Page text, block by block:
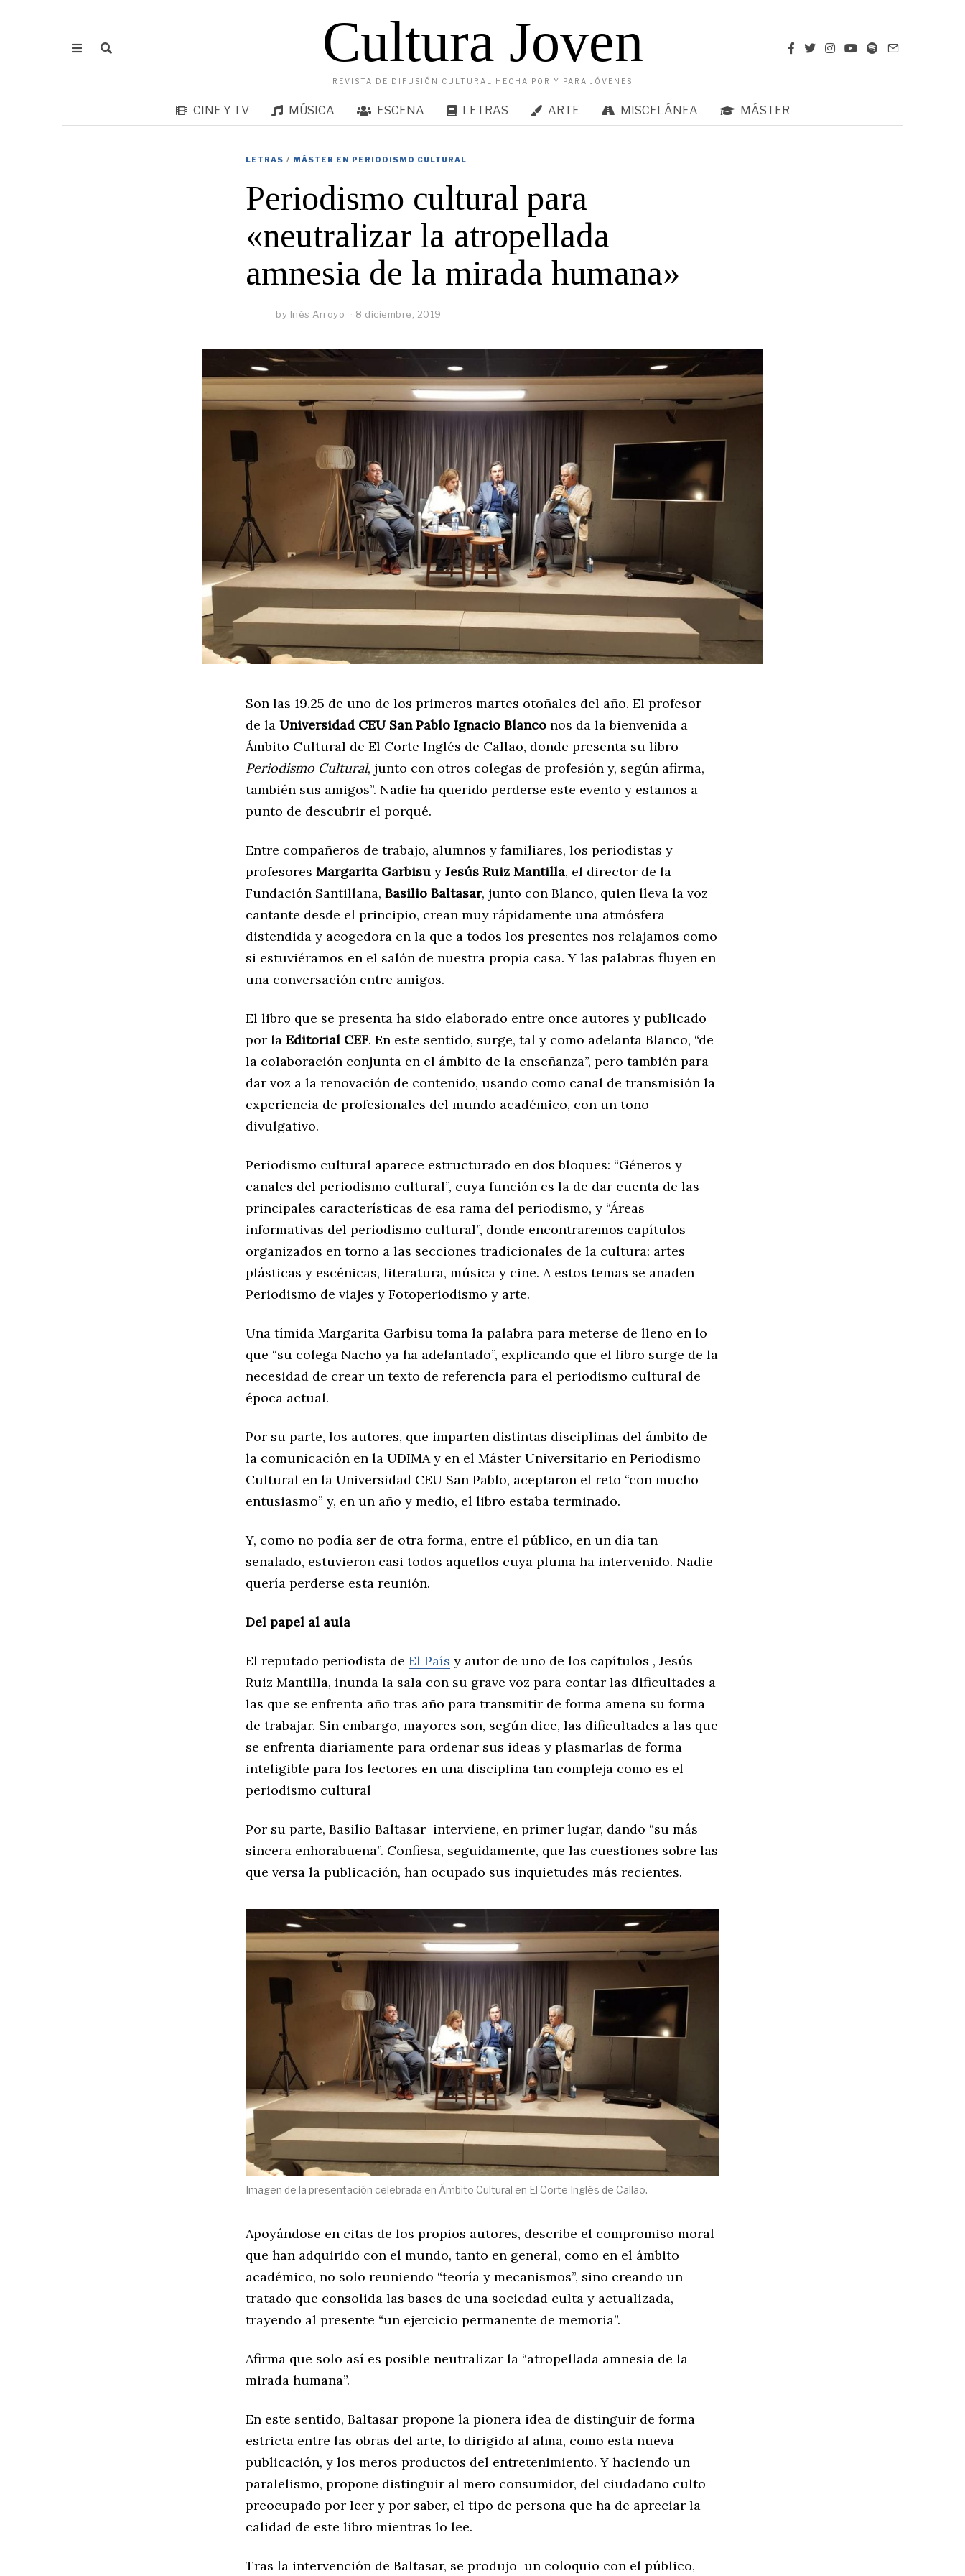
Cultura Joven
REVISTA DE DIFUSIÓN CULTURAL HECHA POR Y PARA JÓVENES
CINE Y TV MÚSICA ESCENA LETRAS ARTE MISCELÁNEA MÁSTER
LETRAS / MÁSTER EN PERIODISMO CULTURAL
Periodismo cultural para
«neutralizar la atropellada
amnesia de la mirada humana»
by Inés Arroyo 8 diciembre, 2019
Son las 19.25 de uno de los primeros martes otoñales del año. El profesor
de la Universidad CEU San Pablo Ignacio Blanco nos da la bienvenida a
Ámbito Cultural de El Corte Inglés de Callao, donde presenta su libro
Periodismo Cultural, junto con otros colegas de profesión y, según afirma,
también sus amigos”. Nadie ha querido perderse este evento y estamos a
punto de descubrir el porqué.
Entre compañeros de trabajo, alumnos y familiares, los periodistas y
profesores Margarita Garbisu y Jesús Ruiz Mantilla, el director de la
Fundación Santillana, Basilio Baltasar, junto con Blanco, quien lleva la voz
cantante desde el principio, crean muy rápidamente una atmósfera
distendida y acogedora en la que a todos los presentes nos relajamos como
si estuviéramos en el salón de nuestra propia casa. Y las palabras fluyen en
una conversación entre amigos.
El libro que se presenta ha sido elaborado entre once autores y publicado
por la Editorial CEF. En este sentido, surge, tal y como adelanta Blanco, “de
la colaboración conjunta en el ámbito de la enseñanza”, pero también para
dar voz a la renovación de contenido, usando como canal de transmisión la
experiencia de profesionales del mundo académico, con un tono
divulgativo.
Periodismo cultural aparece estructurado en dos bloques: “Géneros y
canales del periodismo cultural”, cuya función es la de dar cuenta de las
principales características de esa rama del periodismo, y “Áreas
informativas del periodismo cultural”, donde encontraremos capítulos
organizados en torno a las secciones tradicionales de la cultura: artes
plásticas y escénicas, literatura, música y cine. A estos temas se añaden
Periodismo de viajes y Fotoperiodismo y arte.
Una tímida Margarita Garbisu toma la palabra para meterse de lleno en lo
que “su colega Nacho ya ha adelantado”, explicando que el libro surge de la
necesidad de crear un texto de referencia para el periodismo cultural de
época actual.
Por su parte, los autores, que imparten distintas disciplinas del ámbito de
la comunicación en la UDIMA y en el Máster Universitario en Periodismo
Cultural en la Universidad CEU San Pablo, aceptaron el reto “con mucho
entusiasmo” y, en un año y medio, el libro estaba terminado.
Y, como no podía ser de otra forma, entre el público, en un día tan
señalado, estuvieron casi todos aquellos cuya pluma ha intervenido. Nadie
quería perderse esta reunión.
Del papel al aula
El reputado periodista de El País y autor de uno de los capítulos , Jesús
Ruiz Mantilla, inunda la sala con su grave voz para contar las dificultades a
las que se enfrenta año tras año para transmitir de forma amena su forma
de trabajar. Sin embargo, mayores son, según dice, las dificultades a las que
se enfrenta diariamente para ordenar sus ideas y plasmarlas de forma
inteligible para los lectores en una disciplina tan compleja como es el
periodismo cultural
Por su parte, Basilio Baltasar interviene, en primer lugar, dando “su más
sincera enhorabuena”. Confiesa, seguidamente, que las cuestiones sobre las
que versa la publicación, han ocupado sus inquietudes más recientes.
Imagen de la presentación celebrada en Ámbito Cultural en El Corte Inglés de Callao.
Apoyándose en citas de los propios autores, describe el compromiso moral
que han adquirido con el mundo, tanto en general, como en el ámbito
académico, no solo reuniendo “teoría y mecanismos”, sino creando un
tratado que consolida las bases de una sociedad culta y actualizada,
trayendo al presente “un ejercicio permanente de memoria”.
Afirma que solo así es posible neutralizar la “atropellada amnesia de la
mirada humana”.
En este sentido, Baltasar propone la pionera idea de distinguir de forma
estricta entre las obras del arte, lo dirigido al alma, como esta nueva
publicación, y los meros productos del entretenimiento. Y haciendo un
paralelismo, propone distinguir al mero consumidor, del ciudadano culto
preocupado por leer y por saber, el tipo de persona que ha de apreciar la
calidad de este libro mientras lo lee.
Tras la intervención de Baltasar, se produjo un coloquio con el público,